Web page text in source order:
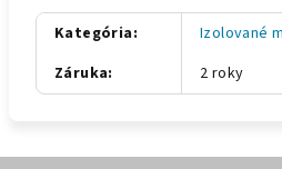
Kategória:
Izolované
Záruka: 2 roky